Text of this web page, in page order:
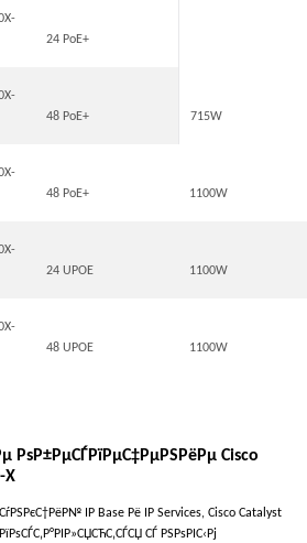
24 PoE+
715W
48 PoE+
48 PoE+ 1100W
24 UPOE 1100W
48 UPOE 1100W
РѕР±РµСЃРїРµС‡РµРЅРёРµ Cisco
X
IP Base Рё IP Services, Cisco Catalyst
СЃ РЅРѕРІС‹Рј